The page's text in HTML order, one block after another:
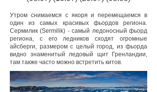
Утром снимаемся с якоря и перемещаемся в
один из самых красивых фьордов региона.
Сермилик (Sermilik) - самый ледоносный фьорд
региона, с его ледников сходят огромные
айсберги, размером с целый город, из фьорда
видно знаменитый ледовый щит Гренландии,
там также часто можно встретить китов.